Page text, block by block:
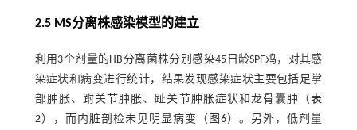
2.5 MS分离株感染模型的建立
利用3个剂量的HB分离菌株分别感染45日龄SPF鸡，对其感
染症状和病变进行统计，结果发现感染症状主要包括足掌
部肿胀、跗关节肿胀、趾关节肿胀症状和龙骨囊肿（表
2），而内脏剖检未见明显病变（ 图6 ）。另外，低剂量